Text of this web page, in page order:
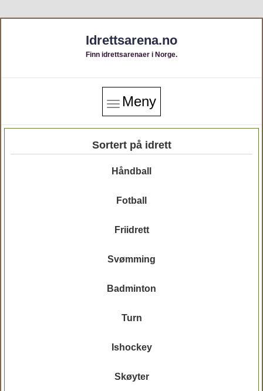
Idrettsarena.no
Finn idrettsarenaer i Norge.
Meny
Sortert på idrett
Håndball
Fotball
Friidrett
Svømming
Badminton
Turn
Ishockey
Skøyter